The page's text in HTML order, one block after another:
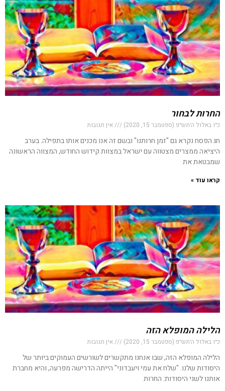
החרות לבחור
כ״ו באלול ה׳תש״פ (ספטמבר 15, 2020) אין תגובות
חג הפסח נקרא גם "זמן חרותנו" ובשם זה אנו מכנים אותו בתפילה. בערב
היציאה ממצרים מצטווה עם ישראל במצוות קידוש החודש, המצווה הראשונה
שמבטאת את
קראו עוד »
הלילה המופלא הזה
כ״ו באלול ה׳תש״פ (ספטמבר 15, 2020) אין תגובות
הלילה המופלא הזה, שבו אנחנו מתקשרים לשורשים העמוקים ביותר של
היסודות שלנו. "שלח את עמי ויעבדוני" הייתה הדרישה מפרעה, והיא מחברת
אותנו לשני היסודות: החרות